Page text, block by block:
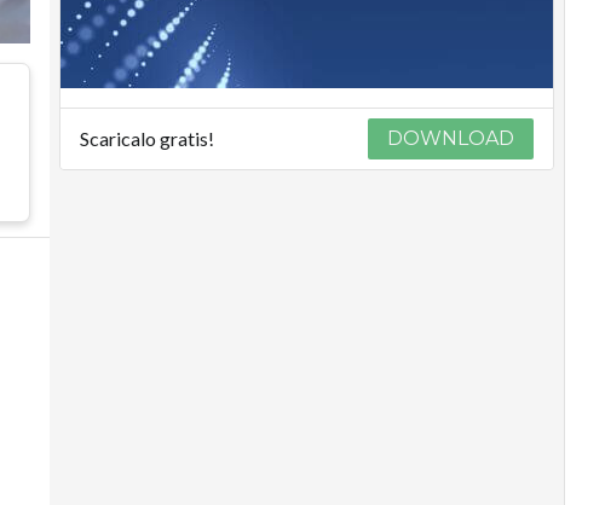
Scaricalo gratis! DOWNLOAD